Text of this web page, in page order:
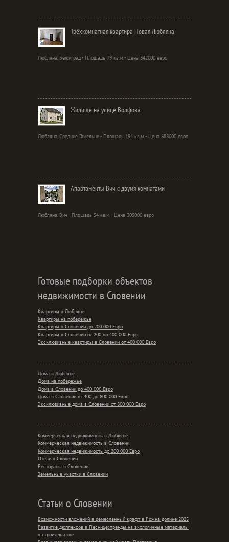
Трёхкомнатная квартира Новая Любляна
Любляна, Бежиград - Площадь 79 кв.м. - Цена 342000 евро
Жилище на улице Волфова
Любляна, Средние Гамельне - Площадь 194 кв.м. - Цена 688000 евро
Апартаменты Вич с двумя комнатами
Любляна, Вич - Площадь 54 кв.м. - Цена 305000 евро
Готовые подборки объектов
недвижимости в Словении
Квартиры в Любляне
Квартиры на побережье
Квартиры в Словении до 200 000 Евро
Квартиры в Словении от 200 до 400 000 Евро
Эксклюзивные квартиры в Словении от 400 000 Евро
Дома в Любляне
Дома на побережье
Дома в Словении до 400 000 Евро
Дома в Словении от 400 до 800 000 Евро
Эксклюзивные дома в Словении от 800 000 Евро
Коммерческая недвижимость в Любляне
Коммерческая недвижимость в Словении
Коммерческая недвижимость до 200 000 Евро
Отели в Словении
Рестораны в Словении
Земельные участки в Словении
Статьи о Словении
Возможности вложений в ремесленный крафт в Рожна долине 2025
Развитие дюплексов в Песнице: тренды на экологичные материалы
в строительстве